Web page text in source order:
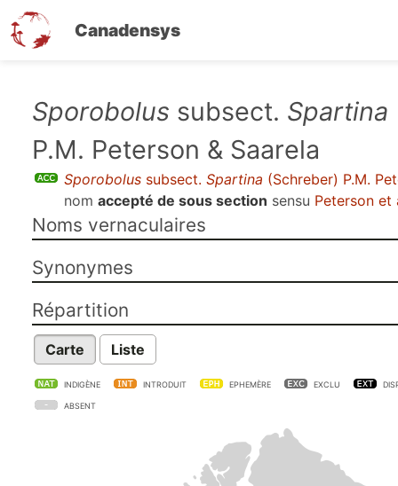
Canadensys
contenu
Sporobolus subsect. Spartina
P.M. Peterson & Saarela
Sporobolus subsect. Spartina (Schreber) P.M.
nom accepté de sous section sensu Peterson et
Noms vernaculaires
Synonymes
Répartition
Carte Liste
INDIGÈNE INTRODUIT EPHEMÈRE EXCLU
ABSENT